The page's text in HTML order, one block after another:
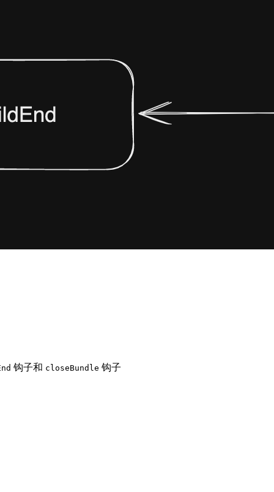
钩子和 closeBundle 钩子